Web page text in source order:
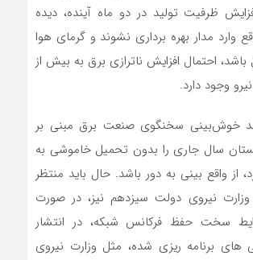
ظرفیت تولید در دو ماه آینده، دیده
وارد مدار بهره برداری نشوند و گرمای هوا
احتمال افزایش ناترازی برق به بیش از
خوش‌بینی سخنگوی صنعت برق مبنی بر
سال جاری را بدون تحمیل خاموشی به
از واقع بینی به دور باشد. حال باید منتظر
وزارت نیروی دولت سیزدهم نیز، در صورت
سخت حفظ فرکانس شبکه، در انتشار
برنامه ریزی شده، مثل وزارت نیروی